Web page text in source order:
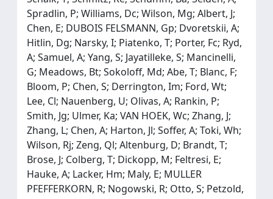
Spradlin, P; Williams, Dc; Wilson, Mg; Albert, J;
Chen, E; DUBOIS FELSMANN, Gp; Dvoretskii, A;
Hitlin, Dg; Narsky, I; Piatenko, T; Porter, Fc; Ryd,
A; Samuel, A; Yang, S; Jayatilleke, S; Mancinelli,
G; Meadows, Bt; Sokoloff, Md; Abe, T; Blanc, F;
Bloom, P; Chen, S; Derrington, Im; Ford, Wt;
Lee, Cl; Nauenberg, U; Olivas, A; Rankin, P;
Smith, Jg; Ulmer, Ka; VAN HOEK, Wc; Zhang, J;
Zhang, L; Chen, A; Harton, Jl; Soffer, A; Toki, Wh;
Wilson, Rj; Zeng, Ql; Altenburg, D; Brandt, T;
Brose, J; Colberg, T; Dickopp, M; Feltresi, E;
Hauke, A; Lacker, Hm; Maly, E; MULLER
PFEFFERKORN, R; Nogowski, R; Otto, S; Petzold,